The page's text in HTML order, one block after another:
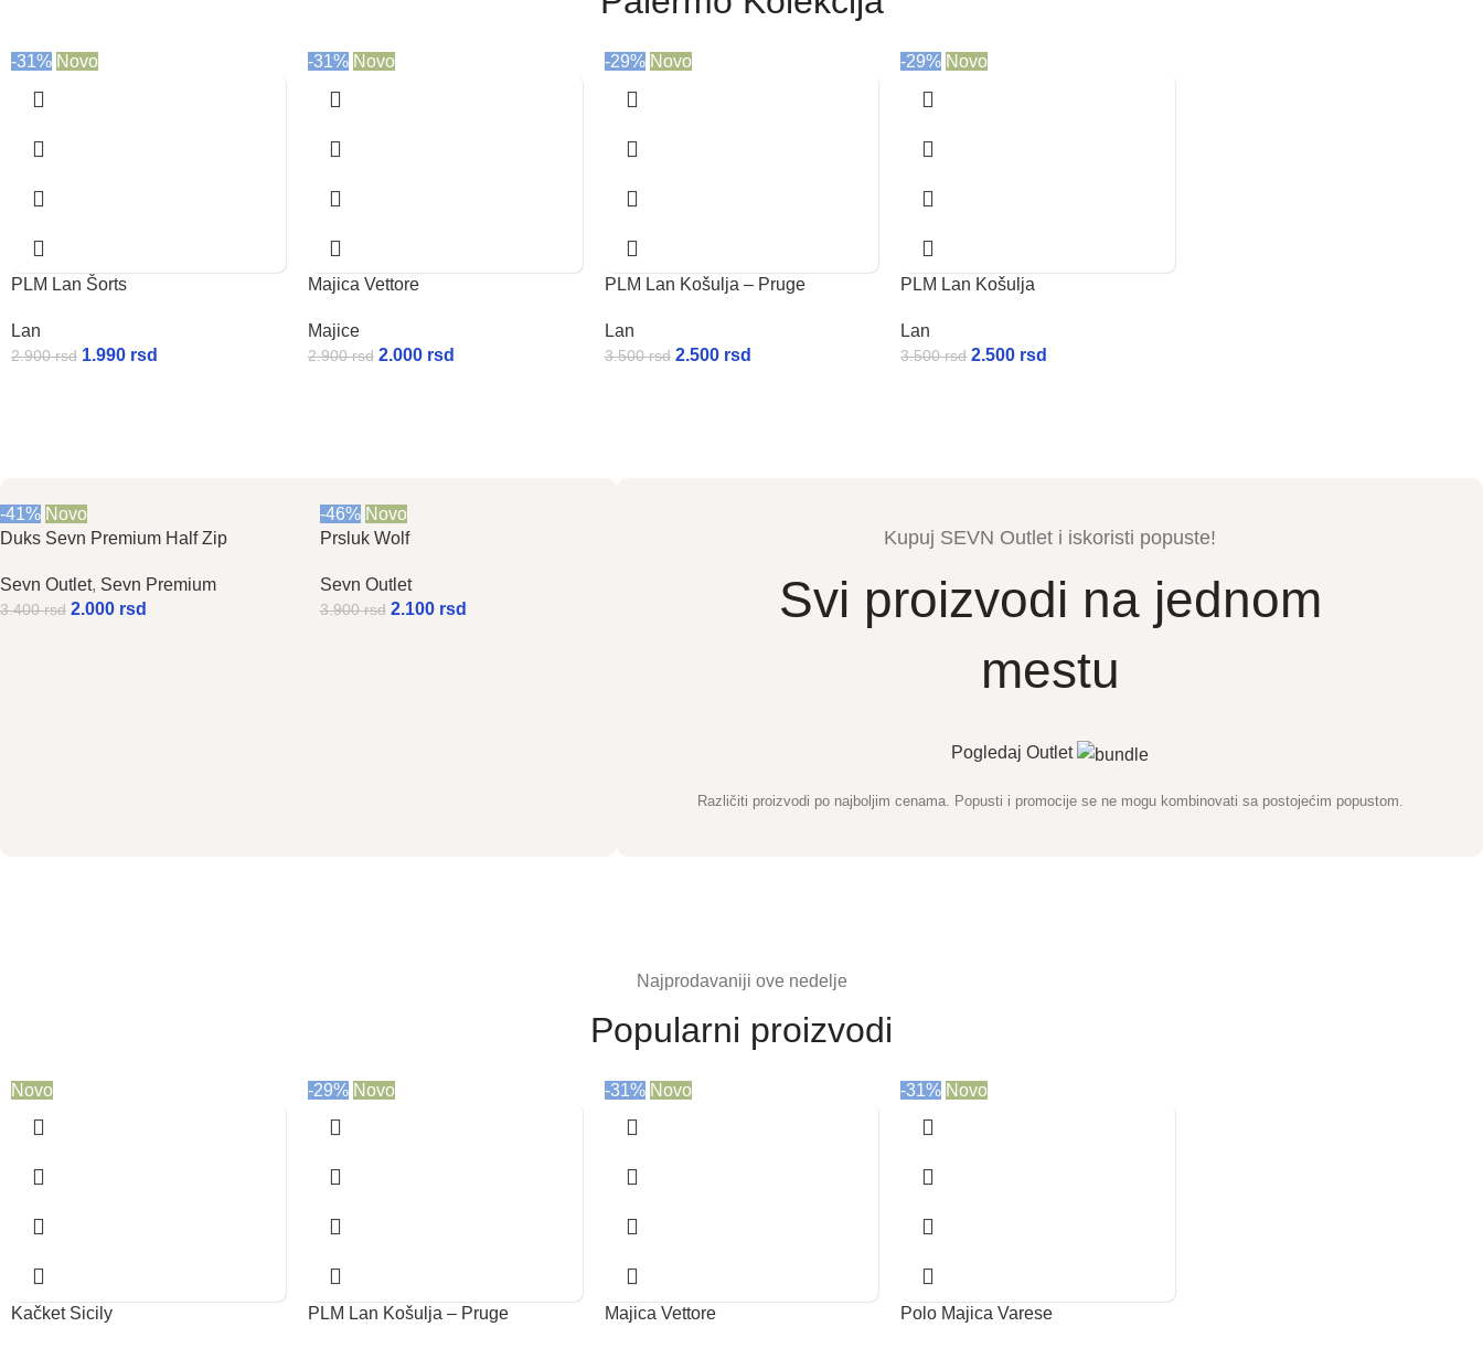
-31% Novo
PLM Lan Šorts
Lan
2.900rsd 1.990 rsd
-31% Novo
Majica Vettore
Majice
2.900rsd 2.000 rsd
-29% Novo
PLM Lan Košulja – Pruge
Lan
3.500rsd 2.500 rsd
-29% Novo
PLM Lan Košulja
Lan
3.500rsd 2.500 rsd
-41% Novo
Duks Sevn Premium Half Zip
Sevn Outlet, Sevn Premium
3.400rsd 2.000 rsd
-46% Novo
Prsluk Wolf
Sevn Outlet
3.900rsd 2.100 rsd
Kupuj SEVN Outlet i iskoristi popuste!
Svi proizvodi na jednom
mestu
Pogledaj Outlet
Različiti proizvodi po najboljim cenama. Popusti i promocije se ne mogu kombinovati sa postojećim popustom.
Najprodavaniji ove nedelje
Popularni proizvodi
Novo
Kačket Sicily
-29% Novo
PLM Lan Košulja – Pruge
-31% Novo
Majica Vettore
-31% Novo
Polo Majica Varese